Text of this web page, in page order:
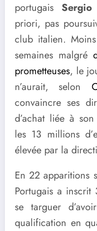
portugais
priori, pas
club italien.
semaines malgré
prometteuses, le
n’aurait, selon
convaincre ses
d’achat liée à
les 13 millions
élevée par la
En 22 apparitions
Portugais a inscrit
se targuer
qualification en